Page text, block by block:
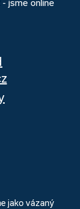
- jsme online
jako vázaný